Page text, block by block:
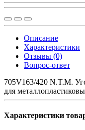
Описание
Характеристики
Отзывы (0)
Вопрос-ответ
705V163/420 N.T.M.
для
Характеристики